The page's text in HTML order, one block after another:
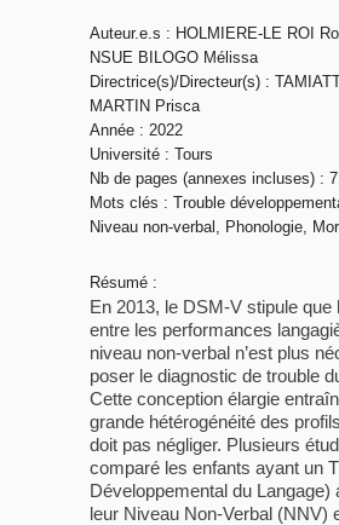
Auteur.e.s : HOLMIERE-LE ROI
NSUE BILOGO Mélissa
Directrice(s)/Directeur(s) :
MARTIN Prisca
Année : 2022
Université : Tours
Nb de pages (annexes incluses) :
Mots clés : Trouble
Niveau non-verbal, Phonologie,
Résumé :
En 2013, le DSM-V stipule que
entre les performances
niveau non-verbal n’est plus
poser le diagnostic de trouble
Cette conception élargie
grande hétérogénéité des
doit pas négliger. Plusieurs
comparé les enfants ayant un
Développemental du Langage)
leur Niveau Non-Verbal (NNV)